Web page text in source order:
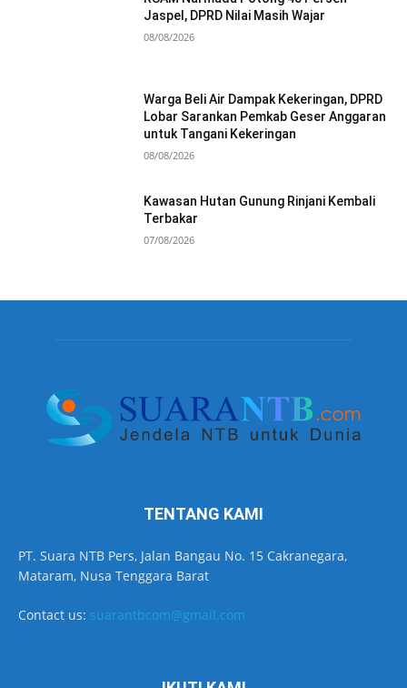
Jaspel, DPRD Nilai Masih Wajar
08/08/2026
Warga Beli Air Dampak Kekeringan, DPRD
Lobar Sarankan Pemkab Geser Anggaran
untuk Tangani Kekeringan
08/08/2026
Kawasan Hutan Gunung Rinjani Kembali
Terbakar
07/08/2026
TENTANG KAMI
PT. Suara NTB Pers, Jalan Bangau No. 15 Cakranegara,
Mataram, Nusa Tenggara Barat
Contact us: suarantbcom@gmail.com